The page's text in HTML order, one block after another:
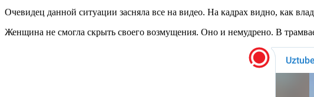
Очевидец данной ситуации засняла все на видео. На кадрах видно, как
Женщина не смогла скрыть своего возмущения. Оно и немудрено. В